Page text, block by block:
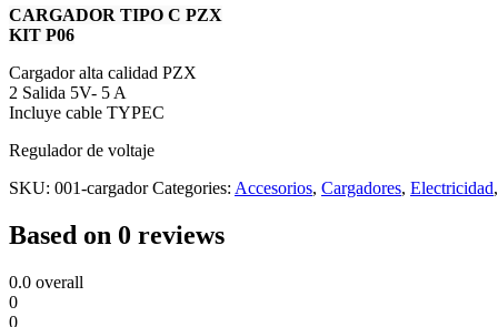
CARGADOR TIPO C PZX
KIT P06
Cargador alta calidad PZX
2 Salida 5V- 5 A
Incluye cable TYPEC
Regulador de voltaje
SKU: 001-cargador Categories: Accesorios, Cargadores, Electricidad,
Based on 0 reviews
0.0 overall
0
0